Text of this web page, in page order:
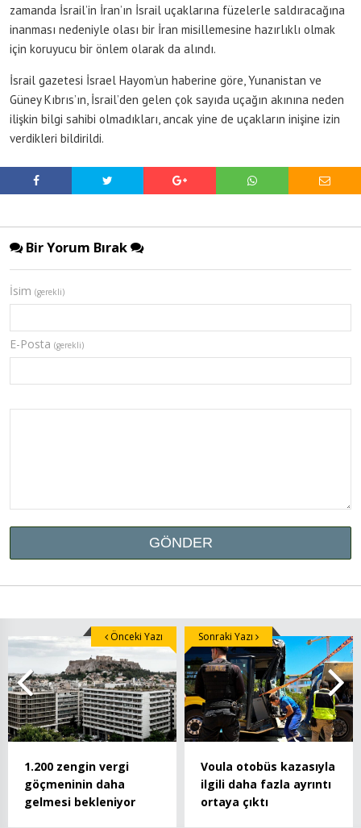
zamanda İsrail’in İran’ın İsrail uçaklarına füzelerle saldıracağına
inanması nedeniyle olası bir İran misillemesine hazırlıklı olmak
için koruyucu bir önlem olarak da alındı.
İsrail gazetesi İsrael Hayom’un haberine göre, Yunanistan ve
Güney Kıbrıs’ın, İsrail’den gelen çok sayıda uçağın akınına neden
ilişkin bilgi sahibi olmadıkları, ancak yine de uçakların inişine izin
verdikleri bildirildi.
Bir Yorum Bırak
İsim (gerekli)
E-Posta (gerekli)
1.200 zengin vergi
göçmeninin daha
gelmesi bekleniyor
Önceki Yazı
Voula otobüs kazasıyla
ilgili daha fazla ayrıntı
ortaya çıktı
Sonraki Yazı